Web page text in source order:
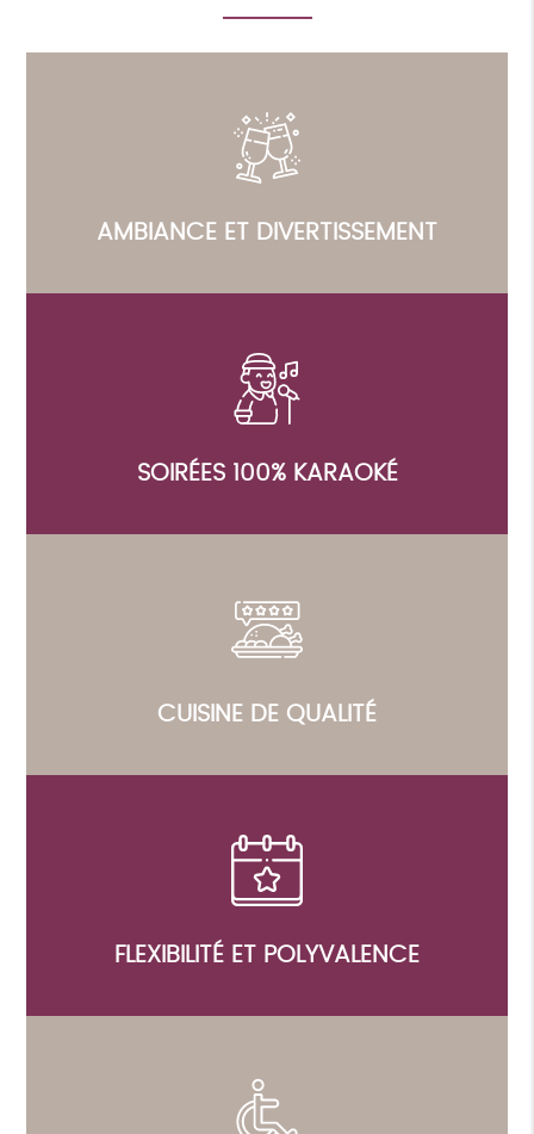
AMBIANCE ET DIVERTISSEMENT
SOIRÉES 100% KARAOKÉ
CUISINE DE QUALITÉ
FLEXIBILITÉ ET POLYVALENCE